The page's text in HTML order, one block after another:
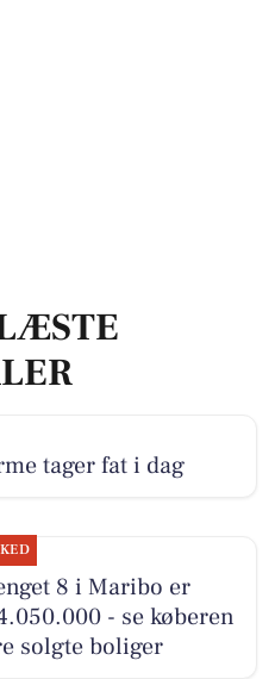
tager fat i dag
8 i Maribo er
- se køberen
solgte boliger